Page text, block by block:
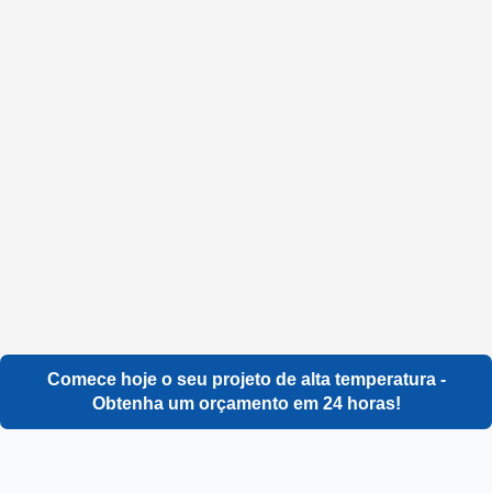
Comece hoje o seu projeto de alta temperatura -
Obtenha um orçamento em 24 horas!